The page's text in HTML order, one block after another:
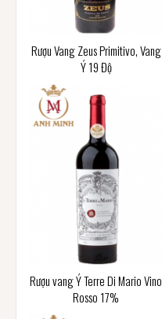
Rượu Vang Zeus Primitivo, Vang
Ý 19 Độ
Rượu vang Ý Terre Di Mario Vino
Rosso 17%